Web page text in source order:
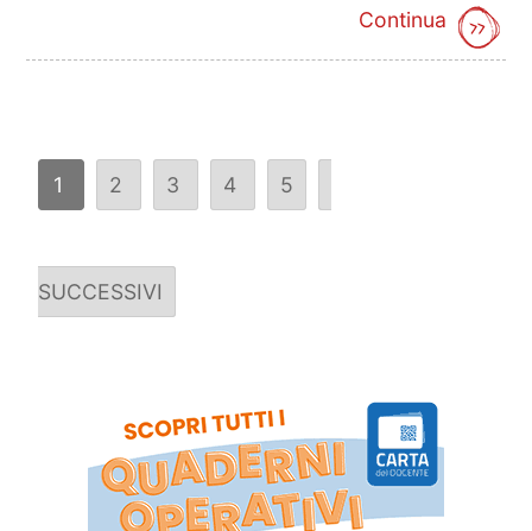
Continua
1 2 3 4 5
SUCCESSIVI